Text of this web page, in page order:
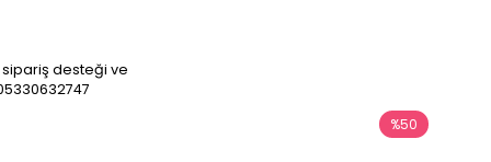
sipariş desteği ve
%50